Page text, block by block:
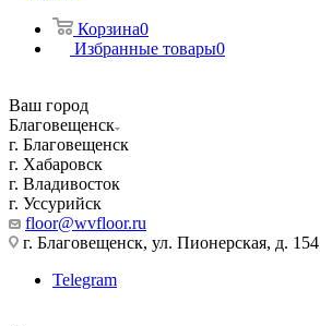
Корзина0
Избранные товары0
Ваш город
Благовещенск
г. Благовещенск
г. Хабаровск
г. Владивосток
г. Уссурийск
floor@wvfloor.ru
г. Благовещенск, ул. Пионерская, д. 154
Telegram